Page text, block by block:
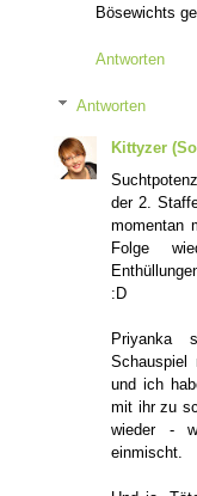
Bösewichts
Antworten
Antworten
Kittyzer
der 2.
momentan
Folge
:D
Priyanka
Schauspiel
und ich
mit ihr zu
wieder -
einmischt.